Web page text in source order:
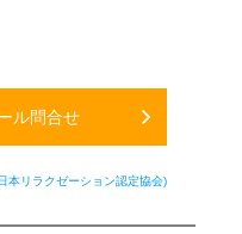
ル問合せ
本リラクゼーション認定協会)